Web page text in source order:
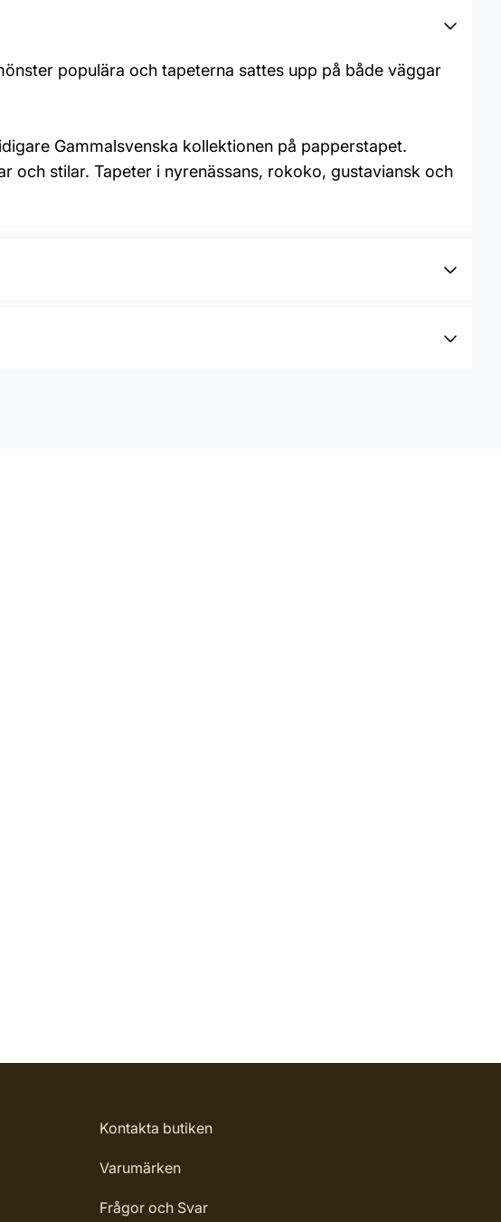
populära och tapeterna sattes upp på både väggar
Gammalsvenska kollektionen på papperstapet.
stilar. Tapeter i nyrenässans, rokoko, gustaviansk och
Kontakta butiken
Varumärken
Frågor och Svar